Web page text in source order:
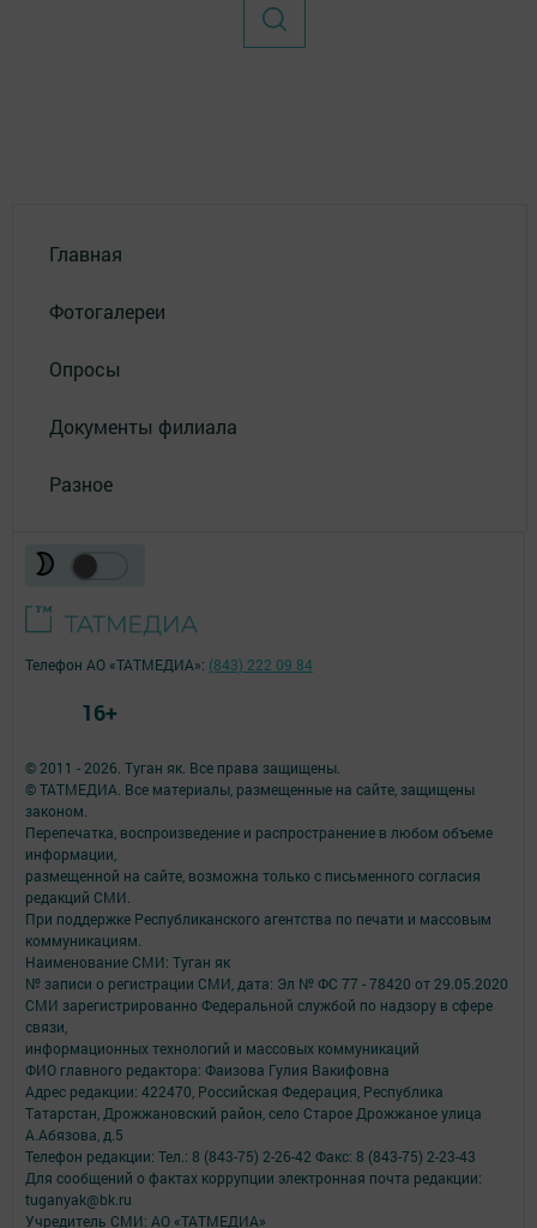
Главная
Фотогалереи
Опросы
Документы филиала
Разное
© 2011 - 2026. Туган як. Все права защищены.
© ТАТМЕДИА. Все материалы, размещенные на сайте, защищены
законом.
Перепечатка, воспроизведение и распространение в любом объеме
информации,
размещенной на сайте, возможна только с письменного согласия
редакций СМИ.
При поддержке Республиканского агентства по печати и массовым
коммуникациям.
Наименование СМИ: Туган як
№ записи о регистрации СМИ, дата: Эл № ФС 77 - 78420 от 29.05.2020
СМИ зарегистрированно Федеральной службой по надзору в сфере
связи,
информационных технологий и массовых коммуникаций
ФИО главного редактора: Фаизова Гулия Вакифовна
Адрес редакции: 422470, Российская Федерация, Республика
Татарстан, Дрожжановский район, село Старое Дрожжаное улица
А.Абязова, д.5
Телефон редакции: Тел.: 8 (843-75) 2-26-42 Факс: 8 (843-75) 2-23-43
Для сообщений о фактах коррупции электронная почта редакции:
tuganyak@bk.ru
Учредитель СМИ: АО «ТАТМЕДИА»
Телефон АО «ТАТМЕДИА»: (843) 222 09 84
16+